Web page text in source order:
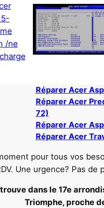
/ne
Réparer Acer
Réparer Acer
72)
Réparer Acer
Réparer Acer
pour tous vos
Une urgence? Pas
dans le 17e
Triomphe, proche